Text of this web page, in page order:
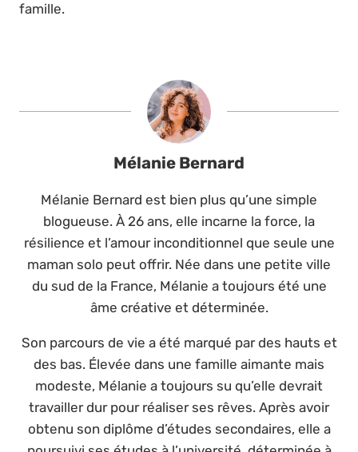
famille.
Mélanie Bernard
Mélanie Bernard est bien plus qu’une simple
blogueuse. À 26 ans, elle incarne la force, la
résilience et l’amour inconditionnel que seule une
maman solo peut offrir. Née dans une petite ville
du sud de la France, Mélanie a toujours été une
âme créative et déterminée.
Son parcours de vie a été marqué par des hauts et
des bas. Élevée dans une famille aimante mais
modeste, Mélanie a toujours su qu’elle devrait
travailler dur pour réaliser ses rêves. Après avoir
obtenu son diplôme d’études secondaires, elle a